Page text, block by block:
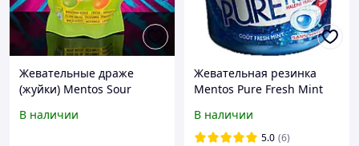
Жевательные драже
(жуйки) Mentos Sour
фруктовыми вкусами
В наличии
Жевательная резинка
Mentos Pure Fresh Mint
В наличии
5.0 (6)